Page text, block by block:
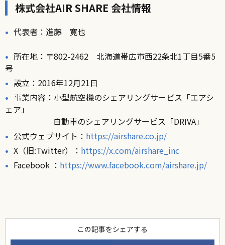
株式会社AIR SHARE 会社情報
代表者：進藤 寛也
所在地：〒802-2462 北海道帯広市西22条北1丁目5番5
号
設立：2016年12月21日
事業内容：小型航空機のシェアリングサービス「エアシ
ェア」
自動車のシェアリングサービス「DRIVA」
公式ウェブサイト： https://airshare.co.jp/
X（旧:Twitter）： https://x.com/airshare_inc
Facebook ： https://www.facebook.com/airshare.jp/
この記事をシェアする